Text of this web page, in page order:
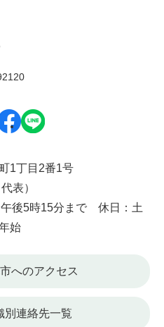
1丁目2番1号
表）
後5時15分まで 休日：土
始
へのアクセス
別連絡先一覧